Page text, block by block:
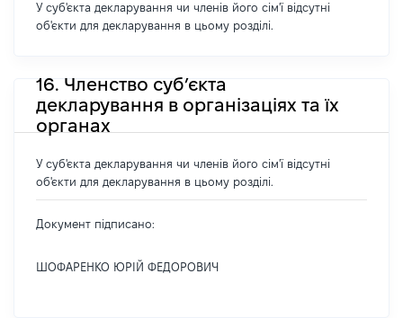
У суб'єкта декларування чи членів його сім'ї відсутні
об'єкти для декларування в цьому розділі.
16. Членство суб’єкта
декларування в організаціях та їх
органах
У суб'єкта декларування чи членів його сім'ї відсутні
об'єкти для декларування в цьому розділі.
Документ підписано:
ШОФАРЕНКО ЮРІЙ ФЕДОРОВИЧ